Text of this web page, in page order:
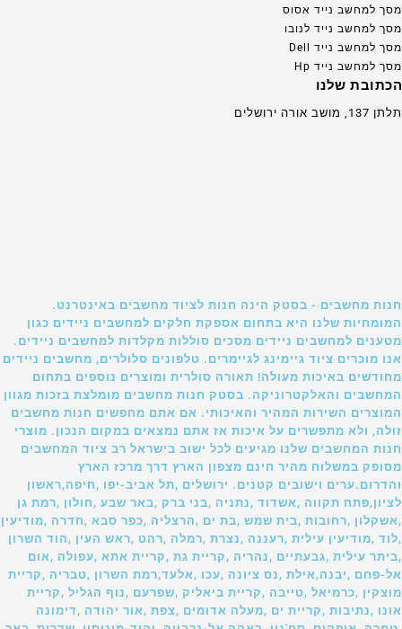
מסך למחשב נייד אסוס
מסך למחשב נייד לנובו
מסך למחשב נייד Dell
מסך למחשב נייד Hp
הכתובת שלנו
תלתן 137, מושב אורה ירושלים
חנות מחשבים - בסטק הינה חנות לציוד מחשבים באינטרנט.
המומחיות שלנו היא בתחום אספקת חלקים למחשבים ניידים כגון
מטענים למחשבים ניידים מסכים סוללות מקלדות למחשבים ניידים.
אנו מוכרים ציוד גיימינג לגיימרים. טלפונים סלולרים, מחשבים ניידים
מחודשים באיכות מעולה! תאורה סולרית ומוצרים נוספים בתחום
המחשבים והאלקטרוניקה. בסטק חנות מחשבים מומלצת בזכות מגוון
המוצרים השירות המהיר והאיכותי. אם אתם מחפשים חנות מחשבים
זולה, ולא מתפשרים על איכות אז אתם נמצאים במקום הנכון. מוצרי
חנות המחשבים שלנו מגיעים לכל ישוב בישראל רב ציוד המחשבים
מסופק במשלוח מהיר חינם מצפון הארץ דרך מרכז הארץ
והדרום.ערים וישובים קטנים. ירושלים ,תל אביב-יפו ,חיפה,ראשון
לציון,פתח תקווה ,אשדוד ,נתניה ,בני ברק ,באר שבע ,חולון ,רמת גן
,אשקלון ,רחובות ,בית שמש ,בת ים ,הרצליה ,כפר סבא ,חדרה ,מודיעין
,לוד ,מודיעין עילית ,רעננה ,נצרת ,רמלה ,רהט ,ראש העין ,הוד השרון
,ביתר עילית ,גבעתיים ,נהריה ,קריית גת ,קריית אתא ,עפולה ,אום
אל-פחם ,יבנה,אילת ,נס ציונה ,עכו ,אלעד,רמת השרון ,טבריה ,קריית
מוצקין ,כרמיאל ,טייבה ,קריית ביאליק ,שפרעם ,נוף הגליל ,קריית
אונו ,נתיבות ,קריית ים ,מעלה אדומים ,צפת ,אור יהודה ,דימונה